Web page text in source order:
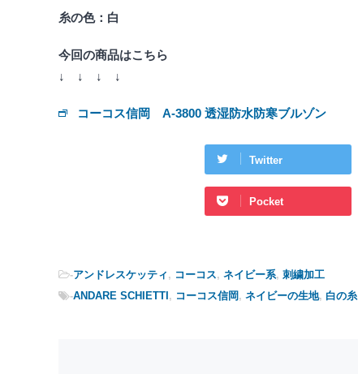
糸の色：白
今回の商品はこちら
↓ ↓ ↓ ↓
コーコス信岡 A-3800 透湿防水防寒ブルゾン
Twitter
Pocket
-アンドレスケッティ , コーコス, ネイビー系, 刺繍加工
-ANDARE SCHIETTI , コーコス信岡 , ネイビーの生地, 白の糸